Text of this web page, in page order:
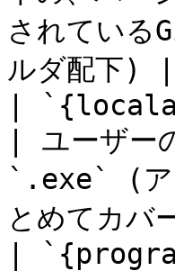
されてい
ルダ配下) |
|
| ユーザー
`.exe` (ア
とめて
|